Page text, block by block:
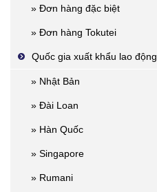
» Đơn hàng đặc biệt
» Đơn hàng Tokutei
Quốc gia xuất khẩu lao động
» Nhật Bản
» Đài Loan
» Hàn Quốc
» Singapore
» Rumani